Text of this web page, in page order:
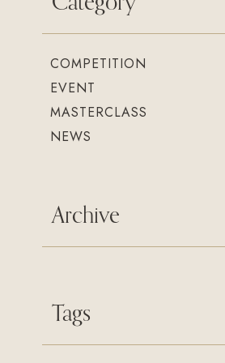
COMPETITION
EVENT
MASTERCLASS
NEWS
Archive
Tags